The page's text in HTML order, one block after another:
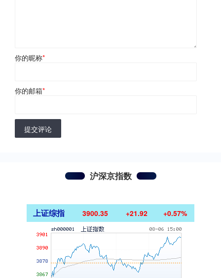
你的昵称*
你的邮箱*
提交评论
沪深京指数
上证综指 3900.35 +21.92 +0.57%